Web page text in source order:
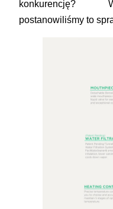
konkurencję?
postanowiliśmy to